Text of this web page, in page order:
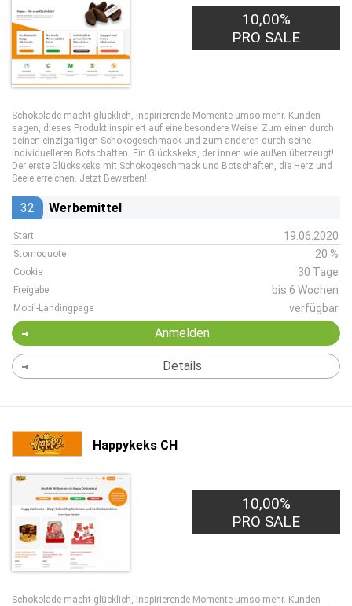
10,00%
PRO SALE
Schokolade macht glücklich, inspirierende Momente umso mehr. Kunden
sagen, dieses Produkt inspiriert auf eine besondere Weise! Zum einen durch
seinen einzigartigen Schokogeschmack und zum anderen durch seine
individuelleren Botschaften. Ein Glückskeks, der innen wie außen überzeugt!
Der erste Glückskeks mit Schokogeschmack und Botschaften, die Herz und
Seele erreichen. Jetzt Bewerben!
32 Werbemittel
Start 19.06.2020
Stornoquote 20 %
Cookie 30 Tage
Freigabe bis 6 Wochen
Mobil-Landingpage verfügbar
Anmelden
Details
Happykeks CH
10,00%
PRO SALE
Schokolade macht glücklich, inspirierende Momente umso mehr. Kunden